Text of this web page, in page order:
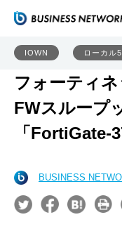
IOWN ローカル
フォーティ
FWスループ
「FortiGate-
BUSINESS